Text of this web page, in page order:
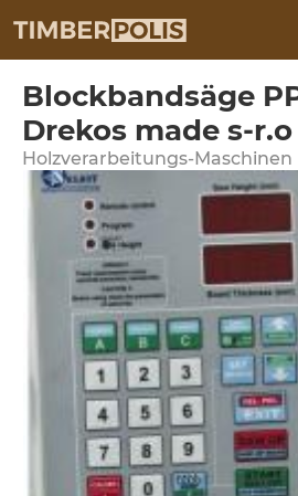
Blockbandsäge
Drekos made s-r.o
Holzverarbeitungs-Maschinen